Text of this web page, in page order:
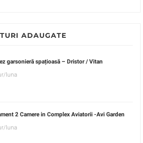
ADAUGATE
garsonieră spațioasă – Dristor / Vitan
luna
2 Camere in Complex Aviatorii -Avi Garden
luna